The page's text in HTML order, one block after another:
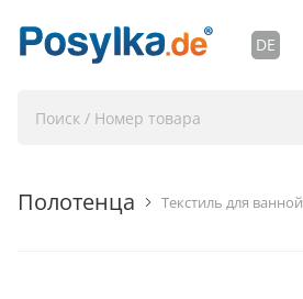
DE
Текстиль для ванной
Полотенца